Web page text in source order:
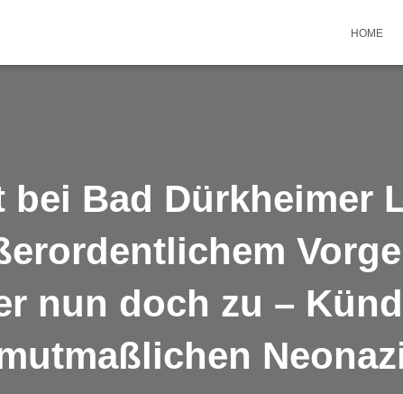
HOME
bei Bad Dürkheimer
nun doch zu –